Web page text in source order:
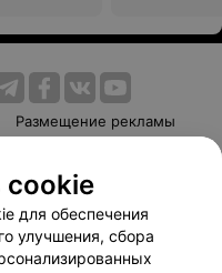
Размещение рекламы
Способы оплаты
103.by
cookie
для обеспечения
улучшения, сбора